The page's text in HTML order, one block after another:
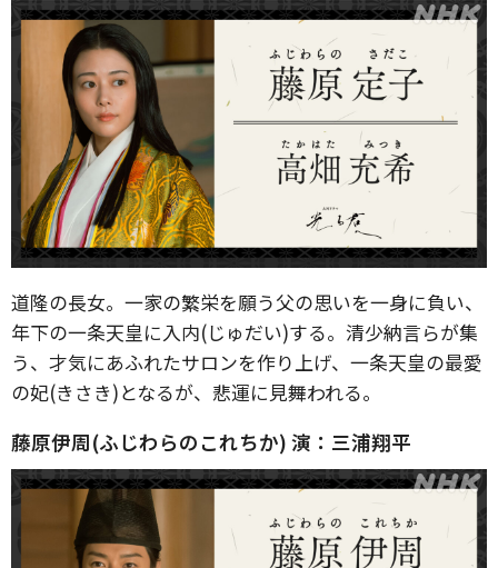
道隆の長女。一家の繁栄を願う父の思いを一身に負い、
年下の一条天皇に入内(じゅだい)する。清少納言らが集
う、才気にあふれたサロンを作り上げ、一条天皇の最愛
の妃(きさき)となるが、悲運に見舞われる。
藤原伊周(ふじわらのこれちか) 演：三浦翔平